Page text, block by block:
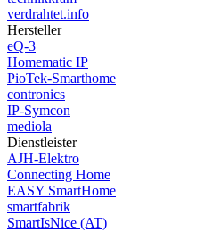
verdrahtet.info
Hersteller
eQ-3
Homematic IP
PioTek-Smarthome
contronics
IP-Symcon
mediola
Dienstleister
AJH-Elektro
Connecting Home
EASY SmartHome
smartfabrik
SmartIsNice (AT)